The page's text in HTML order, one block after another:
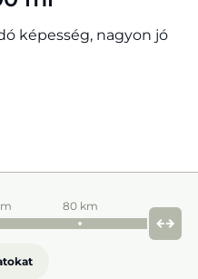
képesség, nagyon jó
80 km